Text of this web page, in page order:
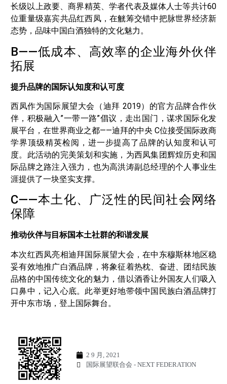
长级以上政要、商界精英、学者代表及媒体人士等共计60
位重量级嘉宾共品红西凤，在觥筹交错中把脉世界经济新
态势，品味中国白酒独特的文化魅力。
B——低成本、高效率的企业海外伙伴
拓展
提升品牌的国际认知度和认可度
西凤作为国际展望大会（迪拜 2019）的官方品牌合作伙
伴，积极融入”一带一路”倡议，走出国门，谋求国际化发
展平台，在世界商业之都——迪拜的中央 C位接受国际政商
学界顶级精英检阅，进一步提高了品牌的认知度和认可
度。此活动的完美策划和实施，为西凤集团辉煌历史和国
际品牌之路注入强力，也为高洪涛副总经理的个人事业生
涯提供了一块坚实支撑。
C——本土化、广泛性的民间社会网络
保障
推动伙伴与目标国本土社群的和谐发展
本次红西凤亮相迪拜国际展望大会，在中东穆斯林地区稳
妥有效地推广白酒品牌，将象征着热枕、奋进、团结民族
品格的中国传统文化的魅力，借以酒香让外国友人们吸入
口鼻中，记入心底。此举更好地带领中国民族白酒品牌打
开中东市场，登上国际舞台。
2 9 月, 2021
国际展望联合会 - NEXT FEDERATION